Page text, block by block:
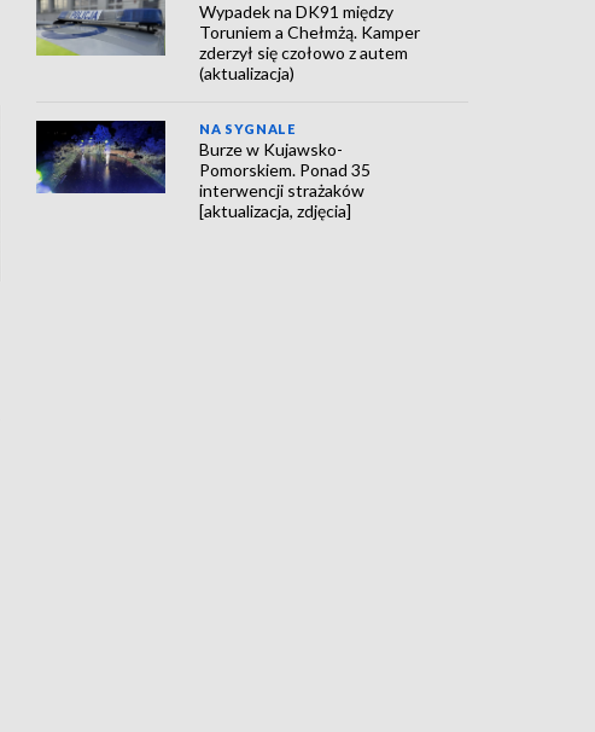
Wypadek na DK91 między
Toruniem a Chełmżą. Kamper
zderzył się czołowo z autem
(aktualizacja)
NA SYGNALE
Burze w Kujawsko-
Pomorskiem. Ponad 35
interwencji strażaków
[aktualizacja, zdjęcia]